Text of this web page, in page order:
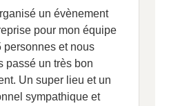
un évènement
pour mon équipe
personnes et nous
passé un très bon
Un super lieu et un
sympathique et